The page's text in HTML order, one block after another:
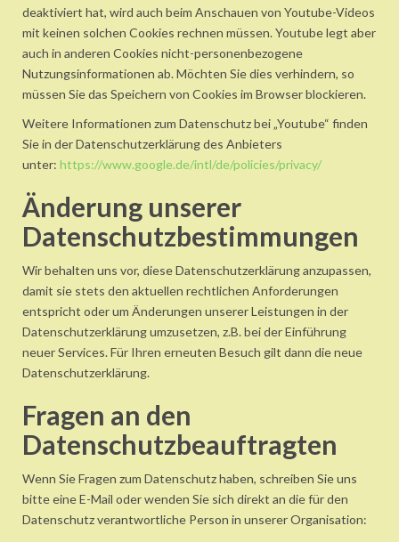
deaktiviert hat, wird auch beim Anschauen von Youtube-Videos
mit keinen solchen Cookies rechnen müssen. Youtube legt aber
auch in anderen Cookies nicht-personenbezogene
Nutzungsinformationen ab. Möchten Sie dies verhindern, so
müssen Sie das Speichern von Cookies im Browser blockieren.
Weitere Informationen zum Datenschutz bei „Youtube“ finden
Sie in der Datenschutzerklärung des Anbieters
unter: https://www.google.de/intl/de/policies/privacy/
Änderung unserer
Datenschutzbestimmungen
Wir behalten uns vor, diese Datenschutzerklärung anzupassen,
damit sie stets den aktuellen rechtlichen Anforderungen
entspricht oder um Änderungen unserer Leistungen in der
Datenschutzerklärung umzusetzen, z.B. bei der Einführung
neuer Services. Für Ihren erneuten Besuch gilt dann die neue
Datenschutzerklärung.
Fragen an den
Datenschutzbeauftragten
Wenn Sie Fragen zum Datenschutz haben, schreiben Sie uns
bitte eine E-Mail oder wenden Sie sich direkt an die für den
Datenschutz verantwortliche Person in unserer Organisation: